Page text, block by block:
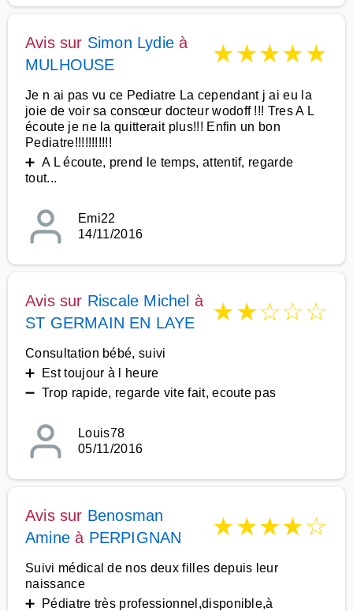
Avis sur Simon Lydie à
MULHOUSE
★★★★★
Je n ai pas vu ce Pediatre La cependant j ai eu la
joie de voir sa consœur docteur wodoff !!! Tres A L
écoute je ne la quitterait plus!!! Enfin un bon
Pediatre!!!!!!!!!!!
➕ A L écoute, prend le temps, attentif, regarde
tout...
Emi22
14/11/2016
Avis sur Riscale Michel à
ST GERMAIN EN LAYE
★★☆☆☆
Consultation bébé, suivi
➕ Est toujour à l heure
➖ Trop rapide, regarde vite fait, ecoute pas
Louis78
05/11/2016
Avis sur Benosman
Amine à PERPIGNAN ★★★★☆
Suivi médical de nos deux filles depuis leur
naissance
➕ Pédiatre très professionnel,disponible,à